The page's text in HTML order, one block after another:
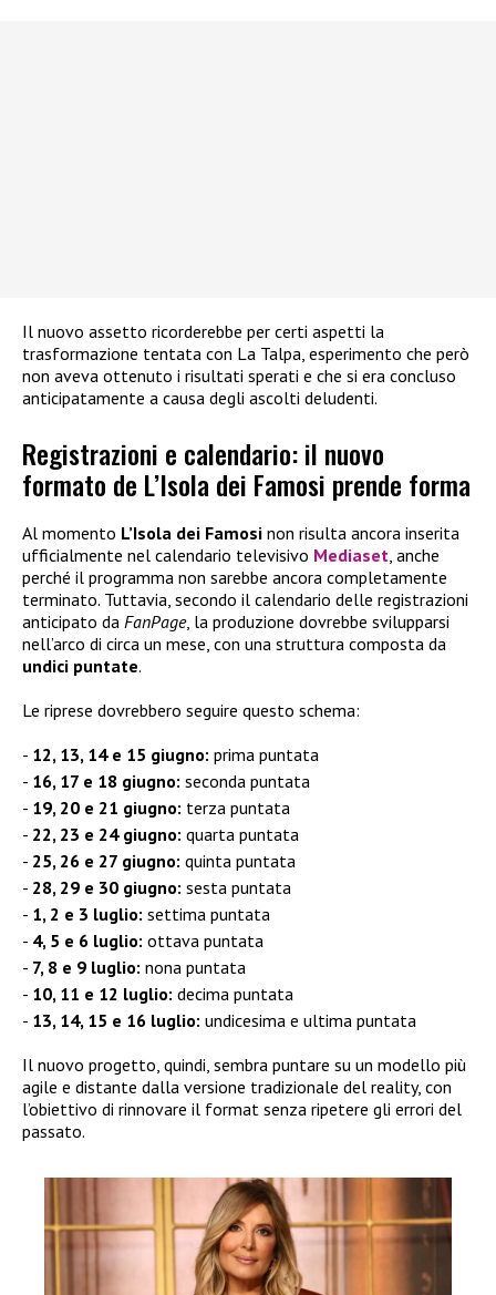
Il nuovo assetto ricorderebbe per certi aspetti la
trasformazione tentata con La Talpa, esperimento che però
non aveva ottenuto i risultati sperati e che si era concluso
anticipatamente a causa degli ascolti deludenti.
Registrazioni e calendario: il nuovo
formato de L’Isola dei Famosi prende forma
Al momento L’Isola dei Famosi non risulta ancora inserita
ufficialmente nel calendario televisivo Mediaset, anche
perché il programma non sarebbe ancora completamente
terminato. Tuttavia, secondo il calendario delle registrazioni
anticipato da FanPage, la produzione dovrebbe svilupparsi
nell’arco di circa un mese, con una struttura composta da
undici puntate.
Le riprese dovrebbero seguire questo schema:
12, 13, 14 e 15 giugno: prima puntata
16, 17 e 18 giugno: seconda puntata
19, 20 e 21 giugno: terza puntata
22, 23 e 24 giugno: quarta puntata
25, 26 e 27 giugno: quinta puntata
28, 29 e 30 giugno: sesta puntata
1, 2 e 3 luglio: settima puntata
4, 5 e 6 luglio: ottava puntata
7, 8 e 9 luglio: nona puntata
10, 11 e 12 luglio: decima puntata
13, 14, 15 e 16 luglio: undicesima e ultima puntata
Il nuovo progetto, quindi, sembra puntare su un modello più
agile e distante dalla versione tradizionale del reality, con
l’obiettivo di rinnovare il format senza ripetere gli errori del
passato.